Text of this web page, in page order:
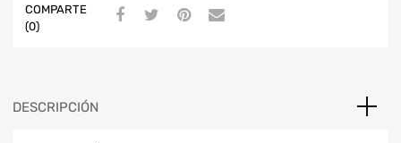
COMPARTE
(0)
DESCRIPCIÓN